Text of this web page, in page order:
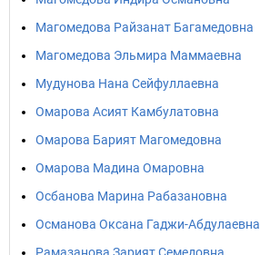
Магомедова Райзанат Багамедовна
Магомедова Эльмира Маммаевна
Мудунова Нана Сейфуллаевна
Омарова Асият Камбулатовна
Омарова Барият Магомедовна
Омарова Мадина Омаровна
Осбанова Марина Рабазановна
Османова Оксана Гаджи-Абдулаевна